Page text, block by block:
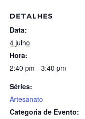
DETALHES
Data:
4 julho
Hora:
2:40 pm - 3:40 pm
Séries:
Artesanato
Categoria de Evento: